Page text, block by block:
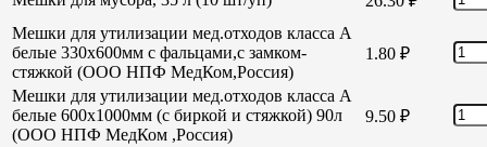
Мешки для утилизации мед.отходов класса А
белые 330х600мм с фальцами,с замком-
стяжкой (ООО НПФ МедКом,Россия)
1.80 ₽
Мешки для утилизации мед.отходов класса А
белые 600х1000мм (с биркой и стяжкой) 90л
(ООО НПФ МедКом ,Россия)
9.50 ₽